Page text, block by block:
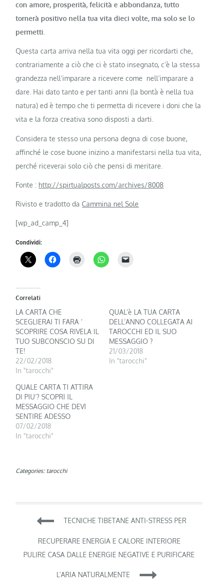
con amore, prosperità, felicità e abbondanza, tutto
tornerà positivo nella tua vita dieci volte, ma solo se lo
permetti.
Questa carta arriva nella tua vita oggi per ricordarti che,
contrariamente a ciò che ci è stato insegnato, c’è la stessa
grandezza nell’imparare a ricevere come nell’imparare a
dare. Hai dato tanto e per tanti anni (la bontà è nella tua
natura) ed è tempo che ti permetta di ricevere i doni che la
vita e la forza creativa sono disposti a darti.
Considera te stesso una persona degna di cose buone,
affinché le cose buone inizino a manifestarsi nella tua vita,
perché riceverai solo ciò che pensi di meritare.
Fonte : http://spirtualposts.com/archives/8008
Rivisto e tradotto daCammina nel Sole
[wp_ad_camp_4]
Condividi:
Correlati
LA CARTA CHE
SCEGLIERAI TI FARA ‘
SCOPRIRE COSA RIVELA IL
TUO SUBCONSCIO SU DI
TE!
22/02/2018
In "tarocchi"
QUAL’è LA TUA CARTA
DELL’ANNO COLLEGATA AI
TAROCCHI ED IL SUO
MESSAGGIO ?
21/03/2018
In "tarocchi"
QUALE CARTA TI ATTIRA
DI PIU’? SCOPRI IL
MESSAGGIO CHE DEVI
SENTIRE ADESSO
07/02/2018
In "tarocchi"
Categories: tarocchi
Navigazione
articoli
TECNICHE TIBETANE ANTI-STRESS PER
RECUPERARE ENERGIA E CALORE INTERIORE
PULIRE CASA DALLE ENERGIE NEGATIVE E PURIFICARE
L’ARIA NATURALMENTE